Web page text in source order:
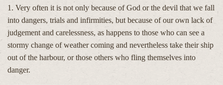
1. Very often it is not only because of God or the devil that we fall
into dangers, trials and infirmities, but because of our own lack of
judgement and carelessness, as happens to those who can see a
stormy change of weather coming and nevertheless take their ship
out of the harbour, or those others who fling themselves into
danger.